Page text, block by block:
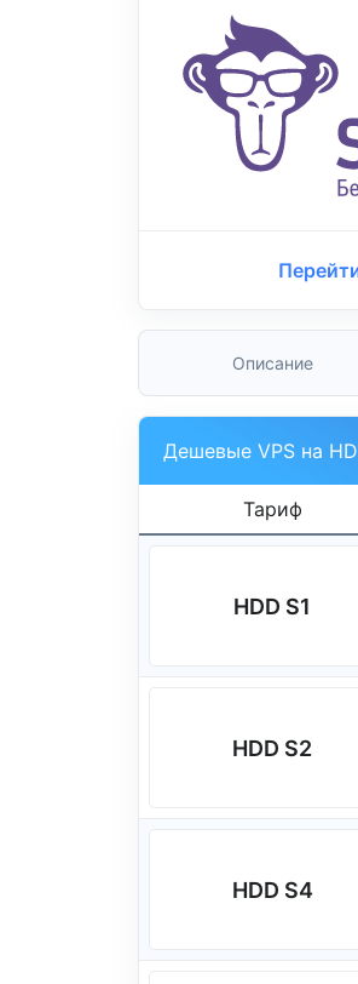
Описание
Дешевые VPS на
Тариф
HDD S1
HDD S2
HDD S4